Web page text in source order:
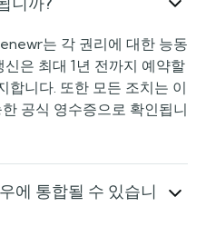
는 각 권리에 대한 능동
은 최대 1년 전까지 예약할
합니다. 또한 모든 조치는 이
공식 영수증으로 확인됩니
에 통합될 수 있습니